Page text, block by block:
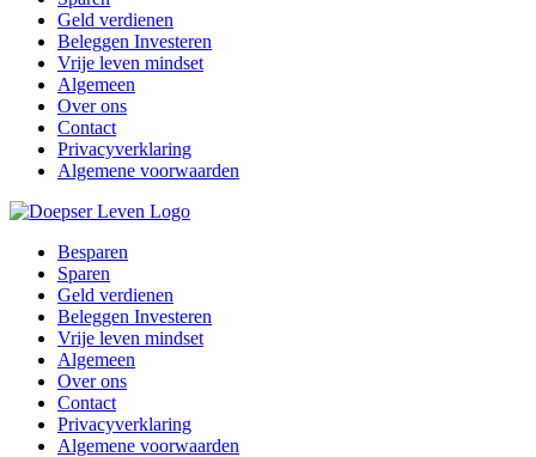
Geld verdienen
Beleggen Investeren
Vrije leven mindset
Algemeen
Over ons
Contact
Privacyverklaring
Algemene voorwaarden
Besparen
Sparen
Geld verdienen
Beleggen Investeren
Vrije leven mindset
Algemeen
Over ons
Contact
Privacyverklaring
Algemene voorwaarden